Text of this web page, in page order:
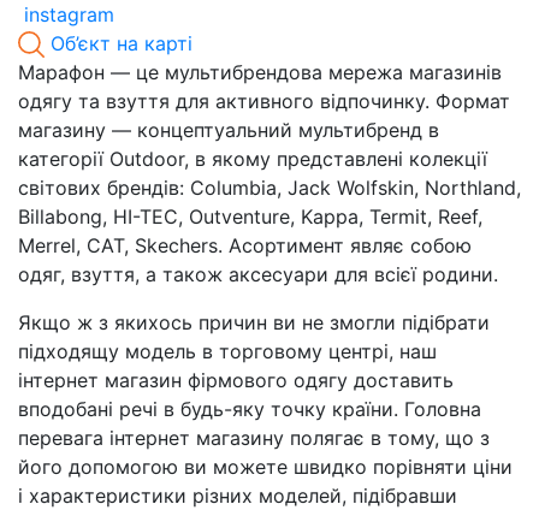
instagram
Об’єкт на карті
Марафон — це мультибрендова мережа магазинів
одягу та взуття для активного відпочинку. Формат
магазину — концептуальний мультибренд в
категорії Outdoor, в якому представлені колекції
світових брендів: Columbia, Jack Wolfskin, Northland,
Billabong, HI-TEC, Outventure, Kappa, Termit, Reef,
Merrel, CAT, Skechers. Асортимент являє собою
одяг, взуття, а також аксесуари для всієї родини.
Якщо ж з якихось причин ви не змогли підібрати
підходящу модель в торговому центрі, наш
інтернет магазин фірмового одягу доставить
вподобані речі в будь-яку точку країни. Головна
перевага інтернет магазину полягає в тому, що з
його допомогою ви можете швидко порівняти ціни
і характеристики різних моделей, підібравши